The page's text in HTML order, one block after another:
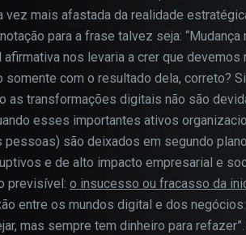
vez mais afastada da realidade
para a frase talvez seja: “Mudança
nos levaria a crer que devemos
com o resultado dela, correto?
as transformações digitais não são
esses importantes ativos
são deixados em segundo
e de alto impacto empresarial e
previsível: o insucesso ou fracasso da
entre os mundos digital e dos
mas sempre tem dinheiro para